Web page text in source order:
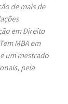
de mais de
em Direito
MBA em
um mestrado
pela